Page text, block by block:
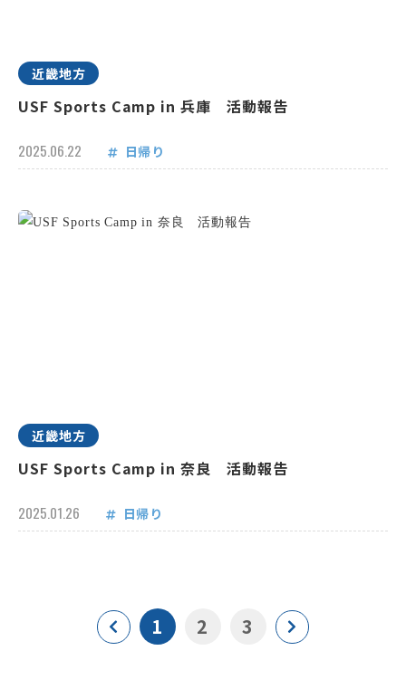
近畿地方
USF Sports Camp in 兵庫 活動報告
2025.06.22 日帰り
近畿地方
USF Sports Camp in 奈良 活動報告
2025.01.26 日帰り
1 2 3